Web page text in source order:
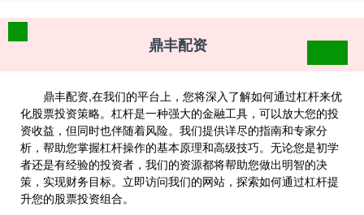
鼎丰配资
鼎丰配资,在我们的平台上，您将深入了解如何通过杠杆来优
化股票投资策略。杠杆是一种强大的金融工具，可以放大您的投
资收益，但同时也伴随着风险。我们提供详尽的指南和专家分
析，帮助您掌握杠杆操作的基本原理和高级技巧。无论您是初学
者还是有经验的投资者，我们的资源都将帮助您做出明智的决
策，实现财务目标。立即访问我们的网站，探索如何通过杠杆提
升您的股票投资组合。